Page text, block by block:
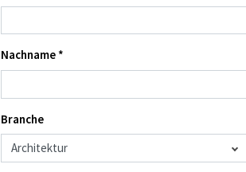
Nachname *
Branche